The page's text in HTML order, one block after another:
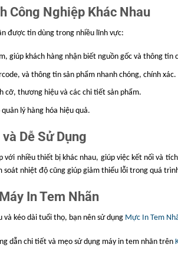
25.4 mm
115 mm
Xé giấy (Tear-off)
DC 24V 2.5A
5 ~ 40°C, Độ ẩm tương đối 20 ~
93%
1.55 kg
× 139 mm (Dài × Rộng × Cao)
260 × 210 × 230 mm
Công Nghiệp Khác Nhau
được tin dùng trong nhiều lĩnh vực:
giúp khách hàng nhận biết nguồn gốc và thông tin
và thông tin sản phẩm nhanh chóng, chính xác.
cỡ, thương hiệu và các chi tiết sản phẩm.
lý hàng hóa hiệu quả.
Dễ Sử Dụng
với nhiều thiết bị khác nhau, giúp việc kết nối và
soát nhiệt độ cũng giúp giảm thiểu lỗi trong quá
In Tem Nhãn
kéo dài tuổi thọ, bạn nên sử dụng Mực In Tem
dẫn chi tiết và mẹo sử dụng máy in tem nhãn trên